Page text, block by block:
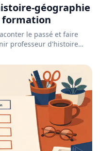
géographie
formation
le passé et faire
professeur d'histoire